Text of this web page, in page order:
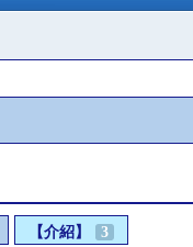
【介紹】 3